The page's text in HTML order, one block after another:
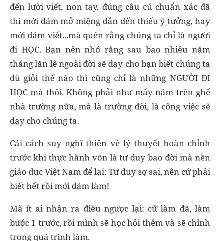
đến lười viết, non tay, đúng câu cú chuẩn xác đã
thì mới dám mở miệng dẫn đến thiếu ý tưởng, hay
mới dám viết...mà quên rằng chúng ta chỉ là người
đi HỌC. Bạn nên nhớ rằng sau bao nhiêu năm
tháng lăn lê ngoài đời sẽ dạy cho bạn biết chúng ta
dù giỏi thế nào thì cũng chỉ là những NGƯỜI ĐI
HỌC mà thôi. Không phải như mấy năm trên ghế
nhà trường nữa, mà là trường đời, là công việc sẽ
dạy cho chúng ta.
Cái cách suy nghĩ thiên về lý thuyết hoàn chỉnh
trước khi thực hành vốn là tư duy bao đời mà nền
giáo dục Việt Nam để lại: Tư duy sợ sai, nên cứ phải
biết hết rồi mới dám làm!
Mà ít ai nhận ra điều ngược lại: cứ làm đã, làm
bước 1 trước, rồi mình sẽ học hỏi thêm và sẽ chỉnh
trong quá trình làm.